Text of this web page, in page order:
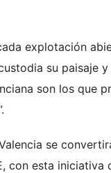
explotación
su paisaje
son los que
se
con esta